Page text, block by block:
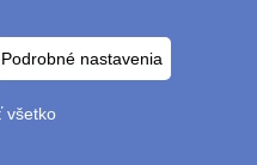
Podrobné nastavenia
všetko